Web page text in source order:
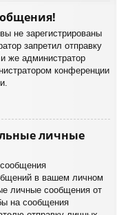
не зарегистрированы
запретил отправку
же администратор
конференции
личные
в вашем личном
личные сообщения от
на сообщения